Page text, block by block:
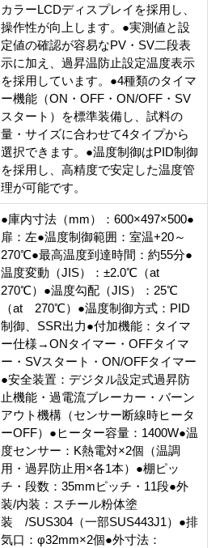
カラーLCDディスプレイを採用し、
操作性が向上します。●実測値と設
定値の確認が容易なPV・SV二段表
示に加え、過昇温防止設定温度表示
を採用しています。●4種類のタイマ
ー機能（ON・OFF・ON/OFF・SV
スタート）を標準装備し、試料の
量・サイズに合わせて4タイプから
選択できます。●温度制御はPID制御
を採用し、高精度で安定した温度管
理が可能です。
●庫内寸法（mm）：600×497×500●
扉：左●温度制御範囲：室温+20～
270℃●最高温度到達時間：約55分●
温度変動（JIS）：±2.0℃（at
270℃）●温度勾配（JIS）：25℃
（at 270℃）●温度制御方式：PID
制御、SSR出力●付加機能：タイマ
ー仕様→ONタイマー・OFFタイマ
ー・SVスタート・ON/OFFタイマー
●安全装置：デジタル設定式過昇防
止機能・過電流ブレーカー・バーン
アウト機構（センサー断線時ヒータ
ーOFF）●ヒーター容量：1400W●温
度センサー：K熱電対×2個（温調
用・過昇防止用×各1本）●棚ピッ
チ・段数：35mmピッチ・11段●外
装/内装：スチール粉体塗
装 /SUS304（一部SUS443J1）●排
気口：φ32mm×2個●外寸法：